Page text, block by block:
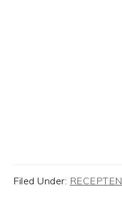
Filed Under: RECEPTEN